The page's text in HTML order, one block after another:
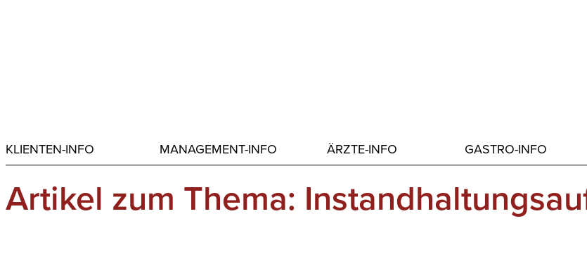
KLIENTEN-INFO MANAGEMENT-INFO ÄRZTE-INFO GASTRO-INFO
Artikel zum Thema: